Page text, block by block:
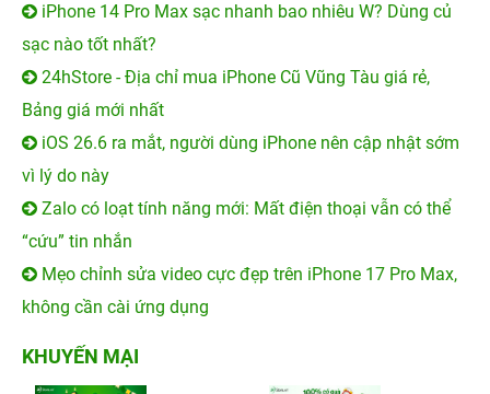
iPhone 14 Pro Max sạc nhanh bao nhiêu W? Dùng củ
sạc nào tốt nhất?
24hStore - Địa chỉ mua iPhone Cũ Vũng Tàu giá rẻ,
Bảng giá mới nhất
iOS 26.6 ra mắt, người dùng iPhone nên cập nhật sớm
vì lý do này
Zalo có loạt tính năng mới: Mất điện thoại vẫn có thể
“cứu” tin nhắn
Mẹo chỉnh sửa video cực đẹp trên iPhone 17 Pro Max,
không cần cài ứng dụng
KHUYẾN MẠI